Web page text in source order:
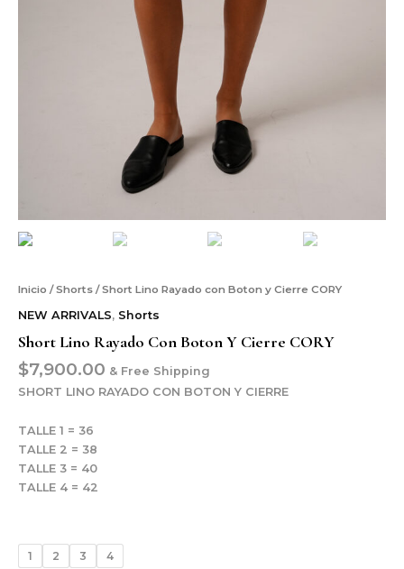
Inicio /Shorts / Short Lino Rayado con Boton y Cierre CORY
NEW ARRIVALS, Shorts
Short Lino Rayado Con Boton Y Cierre CORY
$7,900.00 & Free Shipping
SHORT LINO RAYADO CON BOTON Y CIERRE
TALLE 1 = 36
TALLE 2 = 38
TALLE 3 = 40
TALLE 4 = 42
1 2 3 4